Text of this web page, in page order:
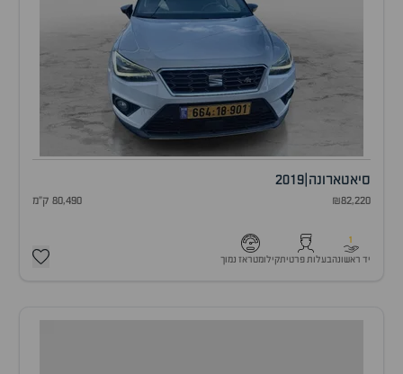
סיאטארונה 2019
₪82,220 80,490 ק"מ
1
יד ראשונהבעלות פרטיתקילומטראז נמוך